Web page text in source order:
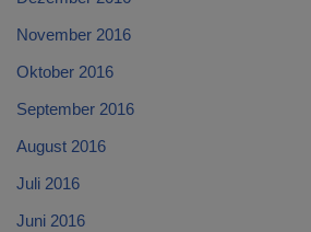
November 2016
Oktober 2016
September 2016
August 2016
Juli 2016
Juni 2016